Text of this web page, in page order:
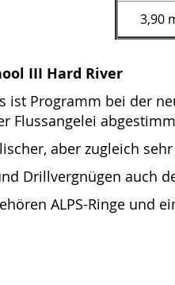
3,90
III Hard River
ist Programm bei der
Flussangelei
aber zugleich
Drillvergnügen auch
ALPS-Ringe und